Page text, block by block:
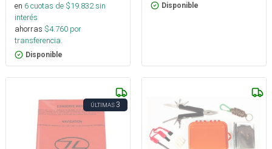
en 6cuotas de $19.832sin
interés
ahorras $4.760 por
transferencia.
Disponible
Disponible
ÚLTIMAS3